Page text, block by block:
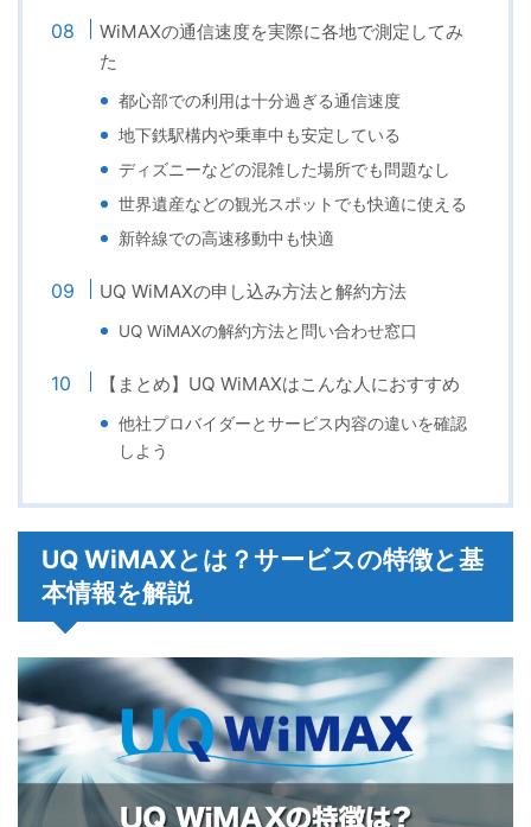
WiMAXの通信速度を実際に各地で測定してみ
た
都心部での利用は十分過ぎる通信速度
地下鉄駅構内や乗車中も安定している
ディズニーなどの混雑した場所でも問題なし
世界遺産などの観光スポットでも快適に使える
新幹線での高速移動中も快適
UQ WiMAXの申し込み方法と解約方法
UQ WiMAXの解約方法と問い合わせ窓口
【まとめ】UQ WiMAXはこんな人におすすめ
他社プロバイダーとサービス内容の違いを確認
しよう
UQ WiMAXとは？サービスの特徴と基
本情報を解説